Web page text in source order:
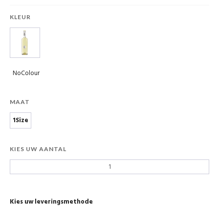
KLEUR
NoColour
MAAT
1Size
KIES UW AANTAL
Kies uw leveringsmethode